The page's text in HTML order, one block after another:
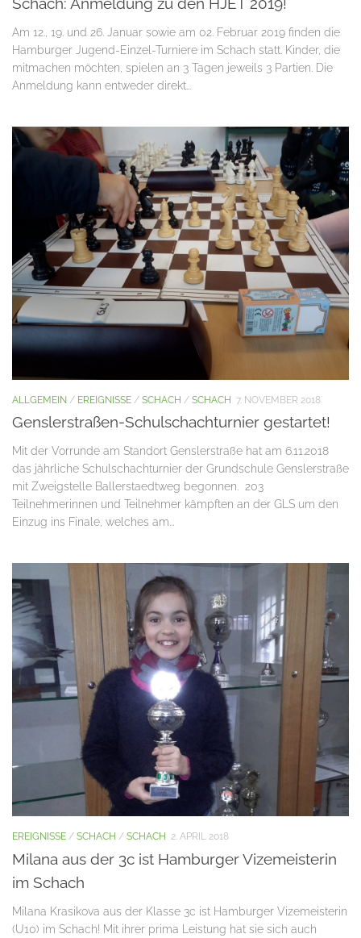
Schach: Anmeldung zu den HJET 2019!
Am 12., 19. und 26. Januar sowie am 02. Februar 2019 finden die
Hamburger Jugend-Einzel-Turniere im Schach statt. Kinder, die
mitmachen möchten, spielen an 3 Tagen jeweils 3 Partien. Die
Anmeldung kann entweder direkt...
ALLGEMEIN / EREIGNISSE / SCHACH / SCHACH 7. NOVEMBER 2018
Genslerstraßen-Schulschachturnier gestartet!
Mit der Vorrunde am Standort Genslerstraße hat am 6.11.2018
das jährliche Schulschachturnier der Grundschule Genslerstraße
mit Zweigstelle Ballerstaedtweg begonnen. 203
Teilnehmerinnen und Teilnehmer kämpften an der GLS um den
Einzug ins Finale, welches am...
EREIGNISSE / SCHACH / SCHACH 2. APRIL 2018
Milana aus der 3c ist Hamburger Vizemeisterin
im Schach
Milana Krasikova aus der Klasse 3c ist Hamburger Vizemeisterin
(U10) im Schach! Mit ihrer prima Leistung hat sie sich auch